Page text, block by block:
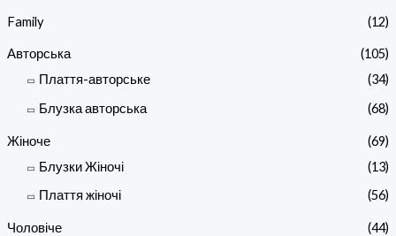
Family (12)
Авторська
(105)
Плаття-авторське
(34)
Блузка авторська
(68)
Жіноче
(69)
Блузки Жіночі
(13)
Плаття жіночі
(56)
Чоловіче
(44)